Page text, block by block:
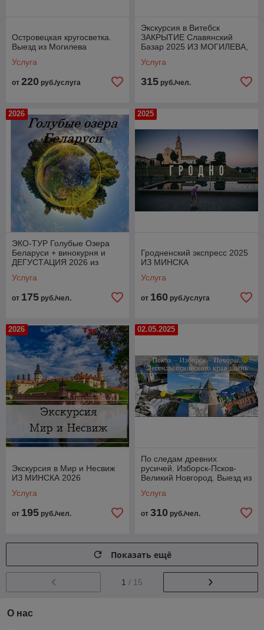
Островецкая кругосветка.
Выезд из Могилева
Услуга
от 220 руб./услуга
Экскурсия в Витебск
ЗАКРЫТИЕ Славянский
Базар 2025 ИЗ МОГИЛЕВА,
ОРШИ, ОСИПОВИЧЕЙ
Услуга
315 руб./чел.
2026
ЭКО-ТУР Голубые Озера
Беларуси + винокурня и
ДЕГУСТАЦИЯ 2026 из
Услуга
от 175 руб./чел.
2025
Гродненский экспресс 2025
ИЗ МИНСКА
Услуга
от 160 руб./услуга
2026
Экскурсия в Мир и Несвиж
ИЗ МИНСКА 2026
Услуга
от 195 руб./чел.
02.05.2025
По следам древних
русичей. Изборск-Псков-
Великий Новгород. Выезд из
Услуга
от 310 руб./чел.
Показать ещё
1 / 15
О нас